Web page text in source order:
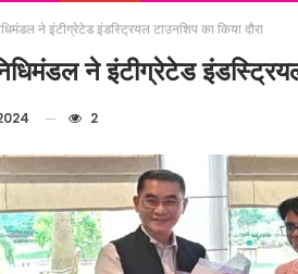
ने इंटीग्रेटेड इंडस्ट्रियल टाउनशिप का किया दौरा
ने इंटीग्रेटेड
2